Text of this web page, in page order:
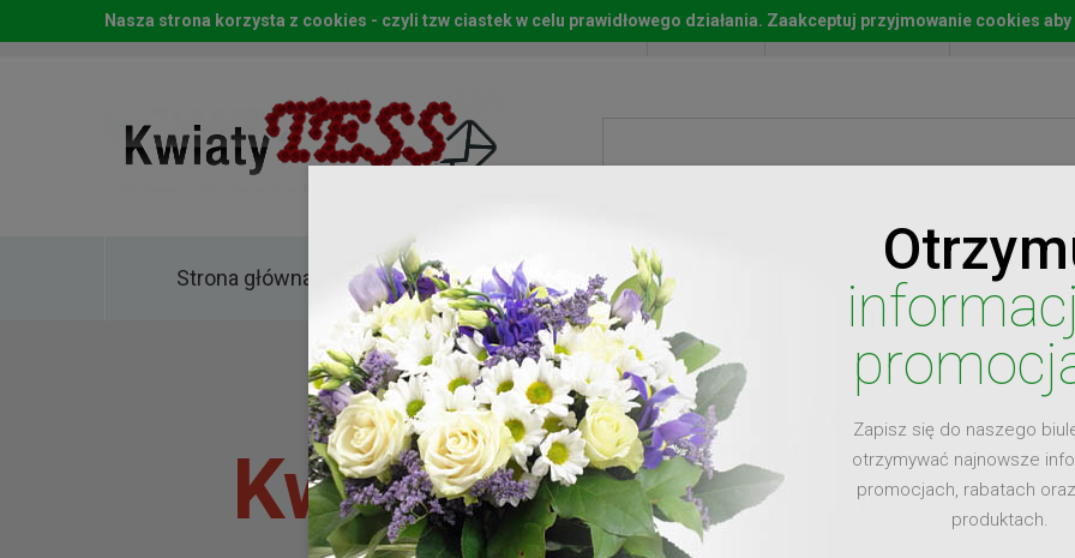
Start Moje konto Lista
Strona główna Kwiaty
Kwiaty dla
Zapisz się do naszego
otrzymywać najnowsze
promocjach, rabatach
produktach.
Nasza strona korzysta z cookies - czyli tzw ciastek w celu prawidłowego działania. Zaakceptuj przyjmowanie cookies